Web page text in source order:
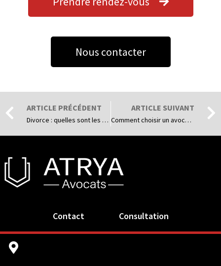
Nous contacter
ARTICLE PRÉCÉDENT
Divorce : quelles sont les erreurs à éviter pour protéger ses intérêts ?
ARTICLE SUIVANT
Comment choisir un avocat en droit des successions à Lyon ?
Contact Consultation